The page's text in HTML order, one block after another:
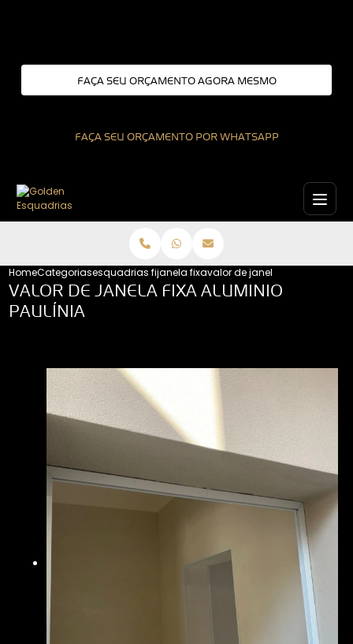
FAÇA SEU ORÇAMENTO AGORA MESMO
FAÇA SEU ORÇAMENTO POR WHATSAPP
HomeCategoriasesquadrias fixasjanela fixavalor de janela fixa aluminio
VALOR DE JANELA FIXA ALUMINIO
PAULÍNIA